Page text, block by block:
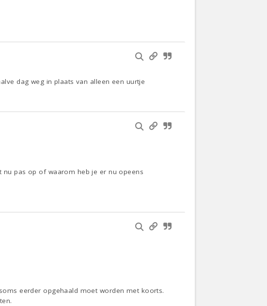
dag weg in plaats van alleen een uurtje
nu pas op of waarom heb je er nu opeens
eerder opgehaald moet worden met koorts.